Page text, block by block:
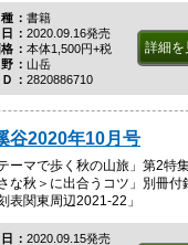
書籍
2020.09.16発売
本体1,500円+税
山岳
2820886710
詳細を
谷2020年10月号
ーマで歩く秋の山旅」第2特
な秋＞に出合うコツ」別冊付
表関東周辺2021-22」
2020.09.15発売